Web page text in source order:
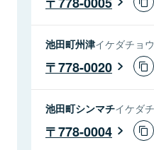
池田町州津イケダチョ
778-0020
池田町シンマチイケダ
778-0004